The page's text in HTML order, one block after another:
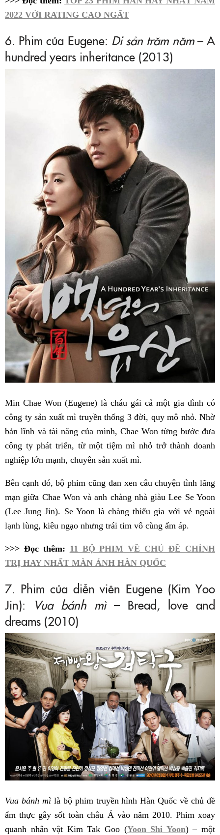
2022 VỚI RATING CAO NGẤT
6. Phim của Eugene: Di sản trăm năm– A
hundred years inheritance (2013)
Min Chae Won (Eugene) là cháu gái cả một gia đình có
công ty sản xuất mì truyền thống 3 đời, quy mô nhỏ. Nhờ
bản lĩnh và tài năng của mình, Chae Won từng bước đưa
công ty phát triển, từ một tiệm mì nhỏ trở thành doanh
nghiệp lớn mạnh, chuyên sản xuất mì.
Bên cạnh đó, bộ phim cũng đan xen câu chuyện tình lãng
mạn giữa Chae Won và anh chàng nhà giàu Lee Se Yoon
(Lee Jung Jin). Se Yoon là chàng thiếu gia với vẻ ngoài
lạnh lùng, kiêu ngạo nhưng trái tim vô cùng ấm áp.
>>> Đọc thêm: 11 BỘ PHIM VỀ CHỦ ĐỀ CHÍNH
TRỊ HAY NHẤT MÀN ẢNH HÀN QUỐC
7. Phim của diễn viên Eugene (Kim Yoo
Jin):
Vua bánh mì– Bread, love and
dreams (2010)
Vua bánh mìlà bộ phim truyền hình Hàn Quốc về chủ đề
ẩm thực gây sốt toàn châu Á vào năm 2010. Phim xoay
quanh nhân vật Kim Tak Goo (Yoon Shi Yoon) – một